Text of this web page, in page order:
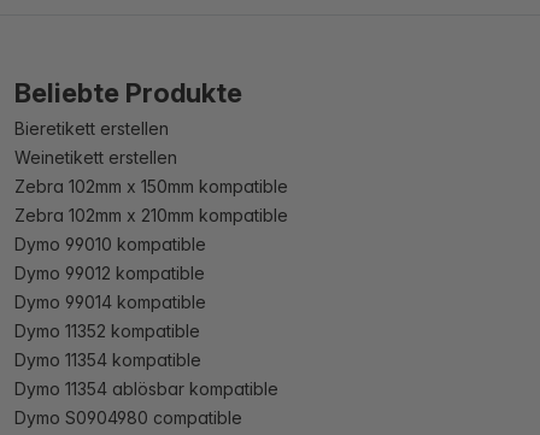
Beliebte Produkte
Bieretikett erstellen
Weinetikett erstellen
Zebra 102mm x 150mm kompatible
Zebra 102mm x 210mm kompatible
Dymo 99010 kompatible
Dymo 99012 kompatible
Dymo 99014 kompatible
Dymo 11352 kompatible
Dymo 11354 kompatible
Dymo 11354 ablösbar kompatible
Dymo S0904980 compatible